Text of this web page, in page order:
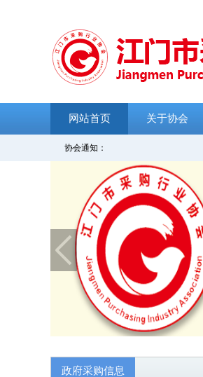
网站首页 关于协会
协会通知：
政府采购信息